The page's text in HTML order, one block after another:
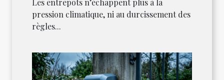
Les entrepôts n’échappent plus à la
pression climatique, ni au durcissement des
règles...